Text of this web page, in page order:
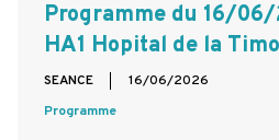
Programme du 16/
HA1 Hopital de la
SEANCE
16/06/2026
Programme